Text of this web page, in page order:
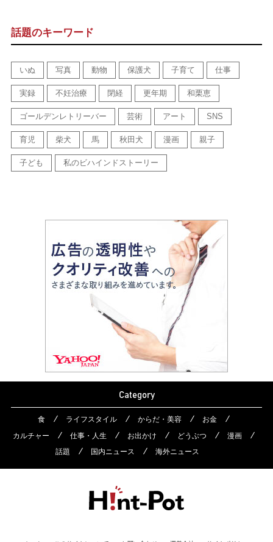
話題のキーワード
いぬ 写真 動物 保護犬 子育て 仕事
実録 不妊治療 閉経 更年期 和栗恵
ゴールデンレトリーバー 芸術 アート SNS
育児 柴犬 馬 秋田犬 漫画 親子
子ども 私のビハインドストーリー
Category
食 ライフスタイル からだ・美容
お金
カルチャー
仕事・人生 お出かけ どうぶつ
漫画
話題
国内ニュース 海外ニュース